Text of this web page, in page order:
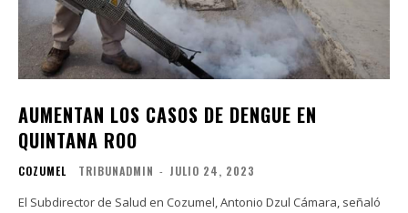
AUMENTAN LOS CASOS DE DENGUE EN
QUINTANA ROO
COZUMEL TRIBUNADMIN - JULIO 24, 2023
El Subdirector de Salud en Cozumel, Antonio Dzul Cámara, señaló